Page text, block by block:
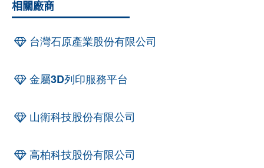
相關廠商
台灣石原產業股份有限公司
金屬3D列印服務平台
山衛科技股份有限公司
高柏科技股份有限公司